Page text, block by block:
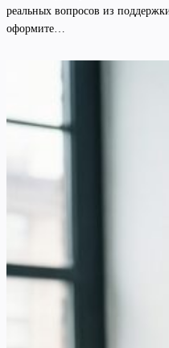
реальных вопросов из
оформите…